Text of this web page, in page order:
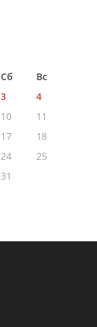
Сб
Вс
3
4
10
11
17
18
24
25
31